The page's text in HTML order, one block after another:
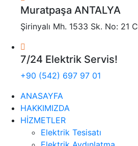
Muratpaşa ANTALYA
Şirinyalı Mh. 1533 Sk. No: 21 C
7/24 Elektrik Servis!
+90 (542) 697 97 01
ANASAYFA
HAKKIMIZDA
HİZMETLER
Elektrik Tesisatı